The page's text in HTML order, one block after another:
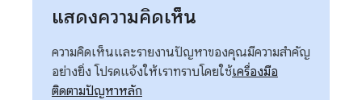
แสดงความคิดเห็น
ความคิดเห็นและรายงานปัญหาของคุณมีความสำคัญ
อย่างยิ่ง โปรดแจ้งให้เราทราบโดยใช้เครื่องมือ
ติดตามปัญหาหลัก